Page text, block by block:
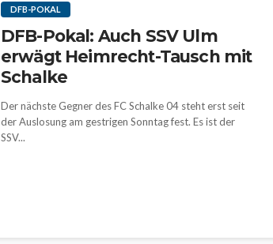
DFB-POKAL
DFB-Pokal: Auch SSV Ulm
erwägt Heimrecht-Tausch mit
Schalke
Der nächste Gegner des FC Schalke 04 steht erst seit
der Auslosung am gestrigen Sonntag fest. Es ist der
SSV...